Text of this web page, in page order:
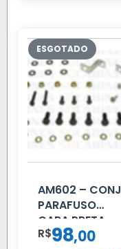
AM602 – CONJ
PARAFUSO
CARA PRETA
PARCIAL
R$98,00